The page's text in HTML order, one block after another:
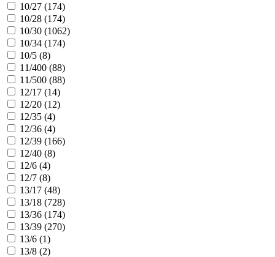
10/27 (174)
10/28 (174)
10/30 (1062)
10/34 (174)
10/5 (8)
11/400 (88)
11/500 (88)
12/17 (14)
12/20 (12)
12/35 (4)
12/36 (4)
12/39 (166)
12/40 (8)
12/6 (4)
12/7 (8)
13/17 (48)
13/18 (728)
13/36 (174)
13/39 (270)
13/6 (1)
13/8 (2)